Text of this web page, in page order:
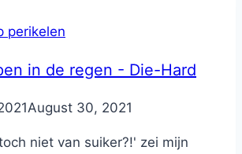
perikelen
in de regen - Die-Hard
August 30, 2021
niet van suiker?!' zei mijn